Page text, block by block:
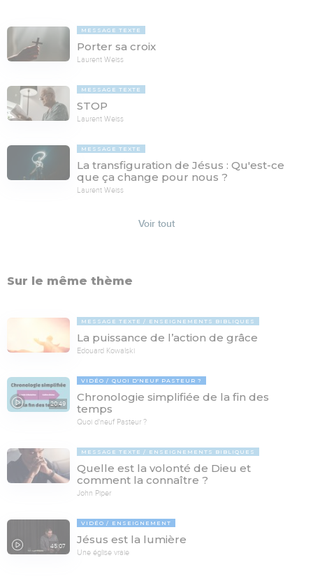
MESSAGE TEXTE
Porter sa croix
Laurent Weiss
MESSAGE TEXTE
STOP
Laurent Weiss
MESSAGE TEXTE
La transfiguration de Jésus : Qu'est-ce
que ça change pour nous ?
Laurent Weiss
Voir tout
Sur le même thème
MESSAGE TEXTE ENSEIGNEMENTS BIBLIQUES
La puissance de l’action de grâce
Edouard Kowalski
20:49
VIDÉO QUOI D'NEUF PASTEUR ?
Chronologie simplifiée de la fin des
temps
Quoi d'neuf Pasteur ?
MESSAGE TEXTE ENSEIGNEMENTS BIBLIQUES
Quelle est la volonté de Dieu et
comment la connaître ?
John Piper
45:07
VIDÉO ENSEIGNEMENT
Jésus est la lumière
Une église vraie